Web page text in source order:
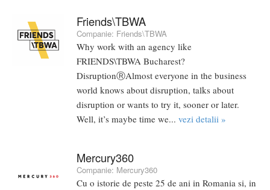
Friends\TBWA
Companie: Friends\TBWA
Why work with an agency like
FRIENDS\TBWA Bucharest?
DisruptionⓇAlmost everyone in the business
world knows about disruption, talks about
disruption or wants to try it, sooner or later.
Well, it’s maybe time we... vezi detalii »
Mercury360
Companie: Mercury360
Cu o istorie de peste 25 de ani in Romania si, in